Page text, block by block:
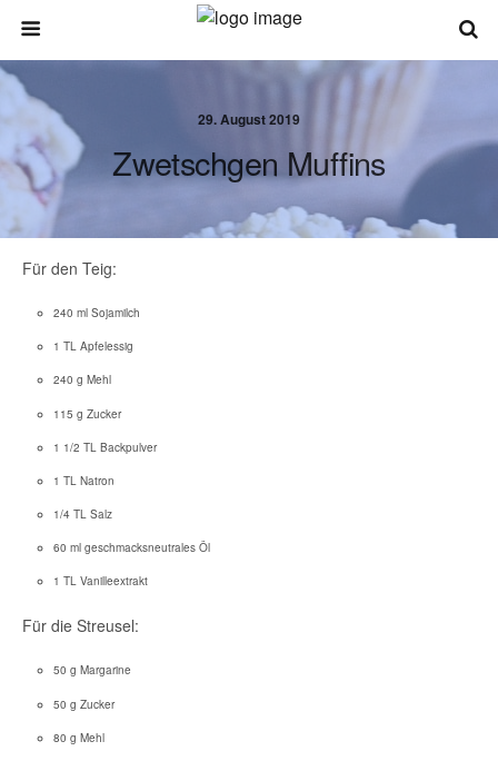
29. August 2019
Zwetschgen Muffins
Für den Teig:
240 ml Sojamilch
1 TL Apfelessig
240 g Mehl
115 g Zucker
1 1/2 TL Backpulver
1 TL Natron
1/4 TL Salz
60 ml geschmacksneutrales Öl
1 TL Vanilleextrakt
Für die Streusel:
50 g Margarine
50 g Zucker
80 g Mehl